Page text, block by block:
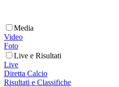
Media
Video
Foto
Live e Risultati
Live
Diretta Calcio
Risultati e Classifiche